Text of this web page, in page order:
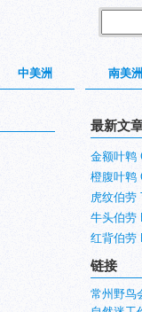
中美洲 南美洲
最新文
金额叶鹎
橙腹叶鹎
虎纹伯劳
牛头伯劳
红背伯劳
链接
常州野鸟